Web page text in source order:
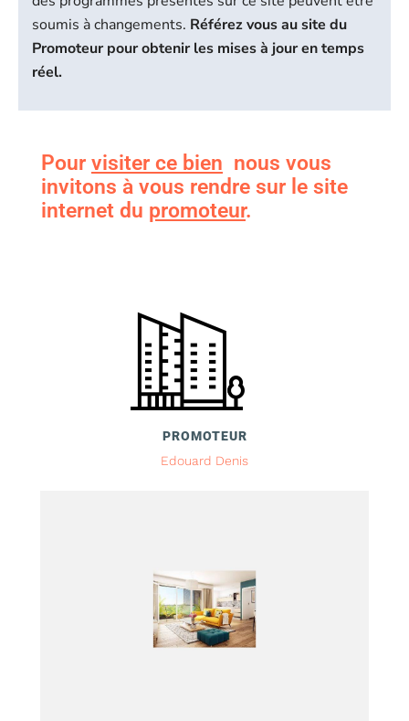
soumis à changements. Référez vous au site du
Promoteur pour obtenir les mises à jour en temps
réel.
Pour visiter ce bien nous vous
invitons à vous rendre sur le site
internet du promoteur.
PROMOTEUR
Edouard Denis